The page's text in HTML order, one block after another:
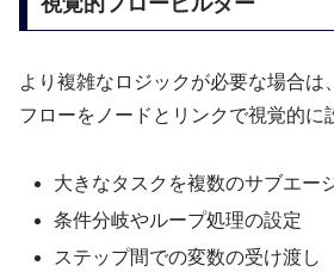
より複雑なロジックが必要な場合は
フローをノードとリンクで視覚的に
大きなタスクを複数のサブエー
条件分岐やループ処理の設定
ステップ間での変数の受け渡し